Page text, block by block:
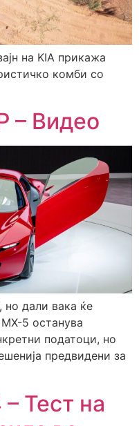
на KIA прикажа
комби со
– Видео
но дали вака ќе
5 останува
податоци, но
предвидени за
Тест на